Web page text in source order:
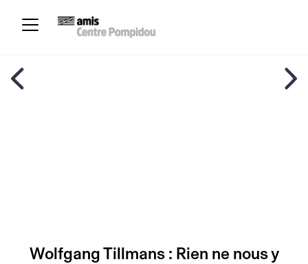
Wolfgang Tillmans : Rien ne nous y